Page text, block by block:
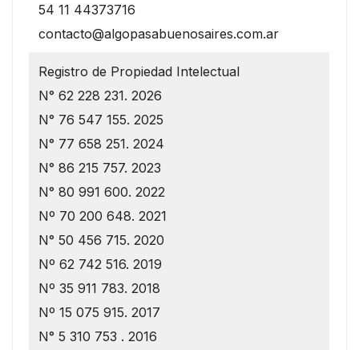
54 11 44373716
contacto@algopasabuenosaires.com.ar
Registro de Propiedad Intelectual
N° 62 228 231. 2026
N° 76 547 155. 2025
N° 77 658 251. 2024
N° 86 215 757. 2023
N° 80 991 600. 2022
Nº 70 200 648. 2021
N° 50 456 715. 2020
Nº 62 742 516. 2019
Nº 35 911 783. 2018
Nº 15 075 915. 2017
N° 5 310 753 . 2016